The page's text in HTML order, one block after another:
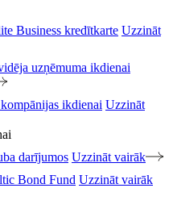
Business kredītkarte Uzzināt
uzņēmuma ikdienai
ikdienai Uzzināt
darījumos Uzzināt vairāk
Bond Fund Uzzināt vairāk